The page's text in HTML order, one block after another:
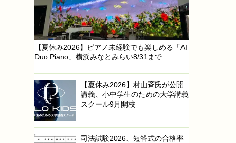
【夏休み2026】ピアノ未経験でも楽しめる「AI
Duo Piano」横浜みなとみらい8/31まで
【夏休み2026】村山斉氏が公開
講義、小中学生のための大学講義
スクール9月開校
司法試験2026、短答式の合格率